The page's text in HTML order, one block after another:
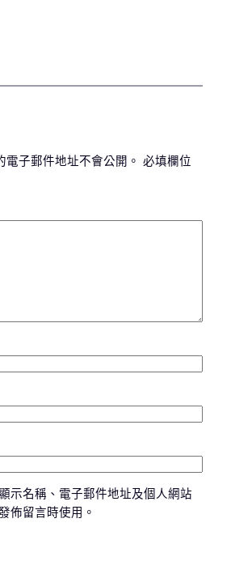
子郵件地址不會公開。 必填欄位
示名稱、電子郵件地址及個人網站
佈留言時使用。